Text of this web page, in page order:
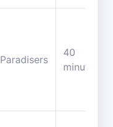
Paradisers
40
minutos